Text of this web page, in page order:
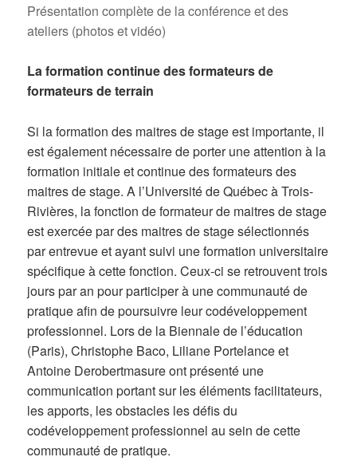
Présentation complète de la conférence et des
ateliers (photos et vidéo)
La formation continue des formateurs de
formateurs de terrain
Si la formation des maitres de stage est importante, il
est également nécessaire de porter une attention à la
formation initiale et continue des formateurs des
maitres de stage. A l’Université de Québec à Trois-
Rivières, la fonction de formateur de maitres de stage
est exercée par des maitres de stage sélectionnés
par entrevue et ayant suivi une formation universitaire
spécifique à cette fonction. Ceux-ci se retrouvent trois
jours par an pour participer à une communauté de
pratique afin de poursuivre leur codéveloppement
professionnel. Lors de la Biennale de l’éducation
(Paris), Christophe Baco, Liliane Portelance et
Antoine Derobertmasure ont présenté une
communication portant sur les éléments facilitateurs,
les apports, les obstacles les défis du
codéveloppement professionnel au sein de cette
communauté de pratique.